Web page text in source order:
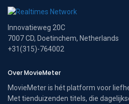
Innovatieweg 20C
7007 CD, Doetinchem, Netherlands
+31(315)-764002
Over MovieMeter
MovieMeter is hét platform voor
Met tienduizenden titels, die